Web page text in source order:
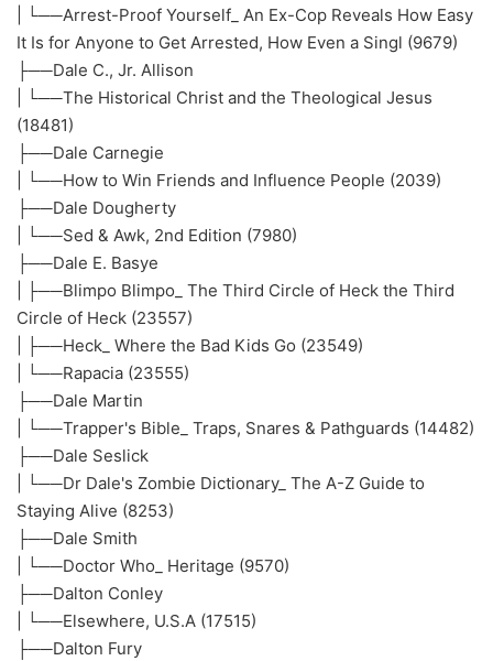
| └──Arrest-Proof Yourself_ An Ex-Cop Reveals How Easy
It Is for Anyone to Get Arrested, How Even a Singl (9679)
├──Dale C., Jr. Allison
| └──The Historical Christ and the Theological Jesus
(18481)
├──Dale Carnegie
| └──How to Win Friends and Influence People (2039)
├──Dale Dougherty
| └──Sed & Awk, 2nd Edition (7980)
├──Dale E. Basye
| ├──Blimpo Blimpo_ The Third Circle of Heck the Third
Circle of Heck (23557)
| ├──Heck_ Where the Bad Kids Go (23549)
| └──Rapacia (23555)
├──Dale Martin
| └──Trapper's Bible_ Traps, Snares & Pathguards (14482)
├──Dale Seslick
| └──Dr Dale's Zombie Dictionary_ The A-Z Guide to
Staying Alive (8253)
├──Dale Smith
| └──Doctor Who_ Heritage (9570)
├──Dalton Conley
| └──Elsewhere, U.S.A (17515)
├──Dalton Fury